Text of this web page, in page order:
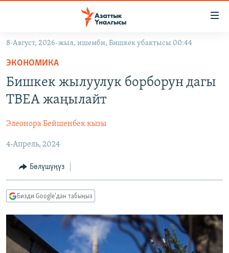
Навигацияга
өтүңүз
Издөөгө
салыңыз
ЭКОНОМИКА
МАДАНИЯТ
БОРБОР АЗИЯ
АТАЙЫН ИЛИКТӨӨ
ТВ ПРОГРАММАЛАР
БҮГҮН АЗАТТЫКТА
БИЗ ЖАНА ДҮЙНӨ
ДАНИСТЕ
ЭЖЕ-СИҢДИЛЕР
ПОДКАСТ
ӨЗГӨЧӨ ПИКИР
ОНЛАЙН ШЕРИНЕ
8-Август, 2026-жыл, ишемби, Бишкек убактысы 00:44
ЭКОНОМИКА
Бишкек жылуулук борборун дагы
ТВЕА жаңылайт
Элеонора Бейшенбек кызы
4-Апрель, 2024
Бөлүшүңүз
Бизди Google'дан табыңыз